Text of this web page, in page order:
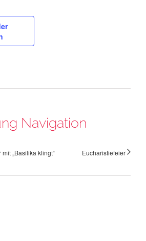
Navigation
„Basilika klingt“ Eucharistiefeier